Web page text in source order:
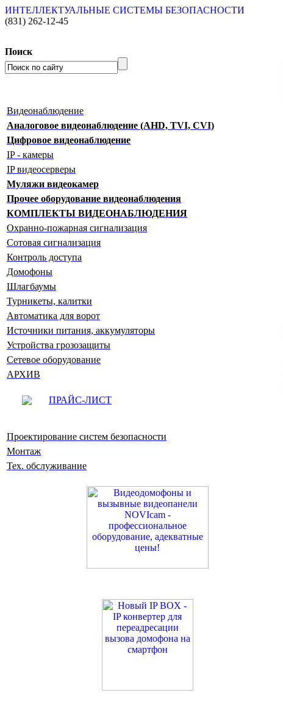
ИНТЕЛЛЕКТУАЛЬНЫЕ СИСТЕМЫ БЕЗОПАСНОСТИ
(831) 262-12-45
Поиск
Видеонаблюдение
Аналоговое видеонаблюдение (AHD, TVI, CVI)
Цифровое видеонаблюдение
IP - камеры
IP видеосерверы
Муляжи видеокамер
Прочее оборудование видеонаблюдения
КОМПЛЕКТЫ ВИДЕОНАБЛЮДЕНИЯ
Охранно-пожарная сигнализация
Сотовая сигнализация
Контроль доступа
Домофоны
Шлагбаумы
Турникеты, калитки
Автоматика для ворот
Источники питания, аккумуляторы
Устройства грозозащиты
Сетевое оборудование
АРХИВ
ПРАЙС-ЛИСТ
Проектирование систем безопасности
Монтаж
Тех. обслуживание